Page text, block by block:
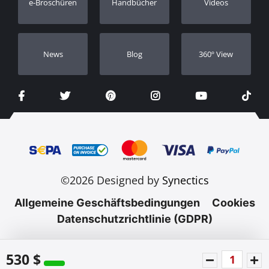
530 $
Händler
e-Broschüren Handbücher Videos
Νews Blog 360º View
©2026 Designed by Synectics
Allgemeine Geschäftsbedingungen
Cookies
Datenschutzrichtlinie (GDPR)